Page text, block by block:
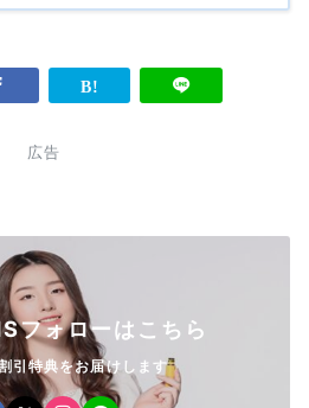
広告
フォローはこちら
引特典をお届けします